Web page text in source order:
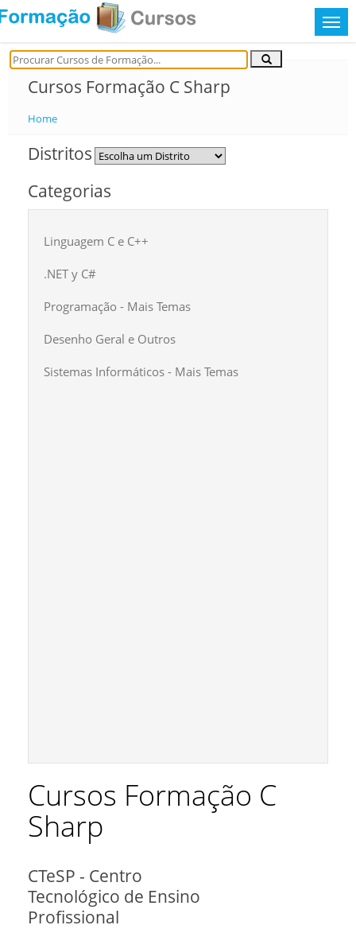
Cursos Formação C Sharp
Home
Distritos
Categorias
Linguagem C e C++
.NET y C#
Programação - Mais Temas
Desenho Geral e Outros
Sistemas Informáticos - Mais Temas
Cursos Formação C
Sharp
CTeSP - Centro
Tecnológico de Ensino
Profissional